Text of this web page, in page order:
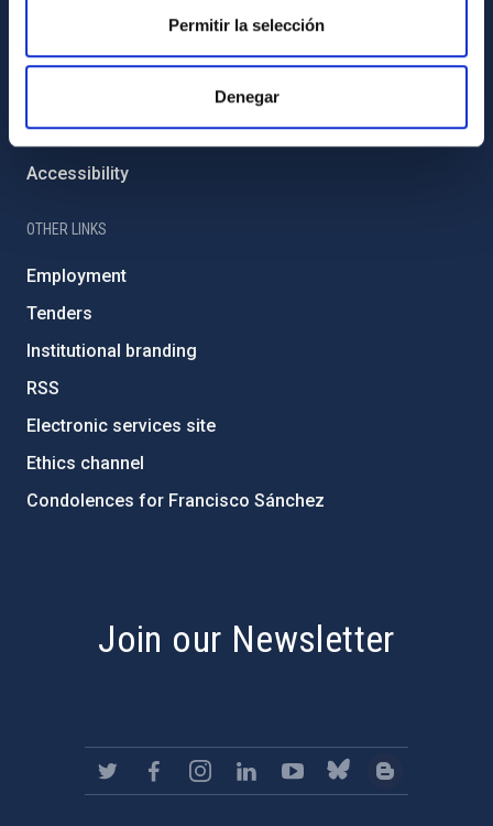
Permitir la selección
Denegar
Privacy policy
Cookies policy
Accessibility
OTHER LINKS
Employment
Tenders
Institutional branding
RSS
Electronic services site
Ethics channel
Condolences for Francisco Sánchez
Join our Newsletter